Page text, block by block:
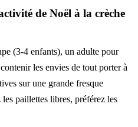
de Noël à la crèche
(3-4 enfants), un adulte pour
les envies de tout porter à
sur une grande fresque
paillettes libres, préférez les